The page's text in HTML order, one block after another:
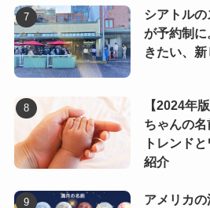
シアトル
が予約制
きたい、
【2024年
ちゃんの
トレンド
紹介
アメリカ